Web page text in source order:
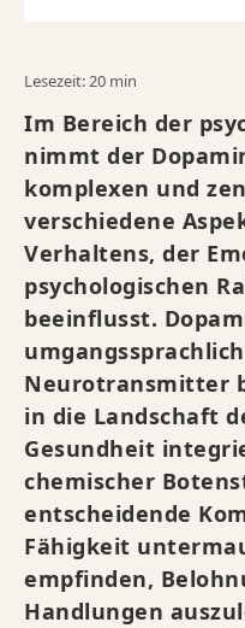
Lesezeit: 20 min
Im Bereich der
nimmt der
komplexen und
verschiedene
Verhaltens, der
psychologischen
beeinflusst.
Neurotransmitter
in die Landschaft
Gesundheit
chemischer
entscheidende
Fähigkeit
empfinden,
Handlungen